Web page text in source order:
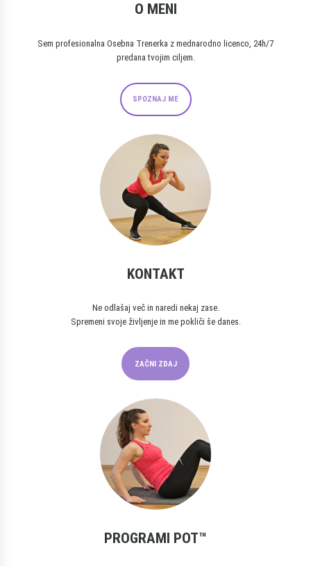
O MENI
Sem profesionalna Osebna Trenerka z mednarodno licenco, 24h/7
predana tvojim ciljem.
SPOZNAJ ME
KONTAKT
Ne odlašaj več in naredi nekaj zase.
Spremeni svoje življenje in me pokliči še danes.
ZAČNI ZDAJ
PROGRAMI POT™